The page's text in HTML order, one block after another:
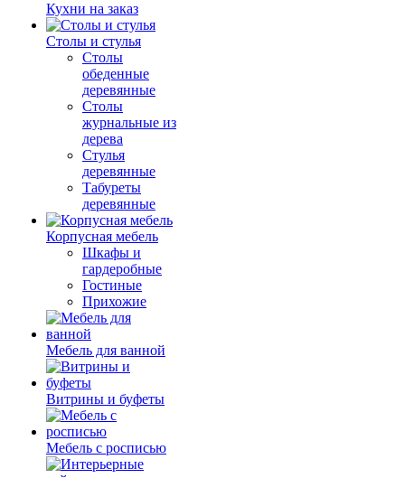
Кухни на заказ
Столы и стулья
Столы
обеденные
деревянные
Столы
журнальные из
дерева
Стулья
деревянные
Табуреты
деревянные
Корпусная мебель
Шкафы и
гардеробные
Гостиные
Прихожие
Мебель для ванной
Витрины и буфеты
Мебель с росписью